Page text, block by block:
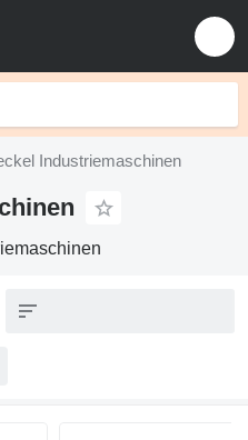
Industriemaschinen